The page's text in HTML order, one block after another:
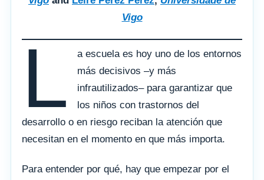
Vigo
L
a escuela es hoy uno de los entornos
más decisivos –y más
infrautilizados– para garantizar que
los niños con trastornos del
desarrollo o en riesgo reciban la atención que
necesitan en el momento en que más importa.
Para entender por qué, hay que empezar por el